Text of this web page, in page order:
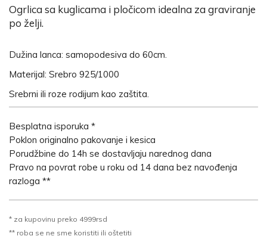
Ogrlica sa kuglicama i pločicom idealna za graviranje
po želji.
Dužina lanca: samopodesiva do 60cm.
Materijal: Srebro 925/1000
Srebrni ili roze rodijum kao zaštita.
Besplatna isporuka *
Poklon originalno pakovanje i kesica
Porudžbine do 14h se dostavljaju narednog dana
Pravo na povrat robe u roku od 14 dana bez navođenja
razloga **
* za kupovinu preko 4999rsd
** roba se ne sme koristiti ili oštetiti